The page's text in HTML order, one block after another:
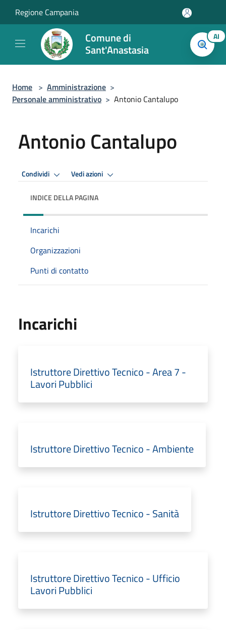
Regione Campania
Comune di
Sant'Anastasia
AI
Home > Amministrazione >
Personale amministrativo > Antonio Cantalupo
Antonio Cantalupo
Condividi Vedi azioni
INDICE DELLA PAGINA
Incarichi
Organizzazioni
Punti di contatto
Incarichi
Istruttore Direttivo Tecnico - Area 7 -
Lavori Pubblici
Istruttore Direttivo Tecnico - Ambiente
Istruttore Direttivo Tecnico - Sanità
Istruttore Direttivo Tecnico - Ufficio
Lavori Pubblici